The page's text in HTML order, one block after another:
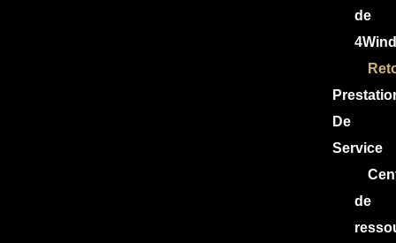
de
De
Service
de